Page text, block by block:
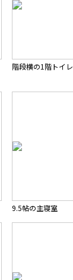
階段横の1階トイレ
9.5帖の主寝室